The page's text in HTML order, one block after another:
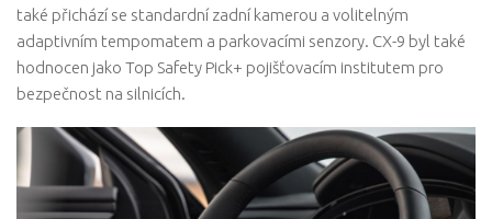
také přichází se standardní zadní kamerou a volitelným
adaptivním tempomatem a parkovacími senzory. CX-9 byl také
hodnocen jako Top Safety Pick+ pojišťovacím institutem pro
bezpečnost na silnicích.